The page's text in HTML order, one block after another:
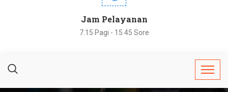
Jam Pelayanan
7.15 Pagi - 15.45 Sore